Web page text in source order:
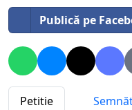
Publică pe
Petitie